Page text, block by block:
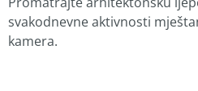
svakodnevne aktivnosti
kamera.